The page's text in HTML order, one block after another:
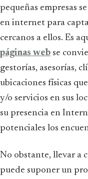
pequeñas empresas
en internet para
cercanos a ellos. Es
páginas web se
gestorías, asesorías,
ubicaciones físicas
y/o servicios en sus
su presencia en
potenciales los
No obstante, llevar a
puede suponer un